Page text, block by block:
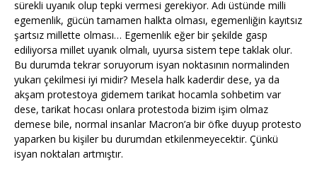
sürekli uyanık olup tepki vermesi gerekiyor. Adı üstünde milli
egemenlik, gücün tamamen halkta olması, egemenliğin kayıtsız
şartsız millette olması… Egemenlik eğer bir şekilde gasp
ediliyorsa millet uyanık olmalı, uyursa sistem tepe taklak olur.
Bu durumda tekrar soruyorum isyan noktasının normalinden
yukarı çekilmesi iyi midir? Mesela halk kaderdir dese, ya da
akşam protestoya gidemem tarikat hocamla sohbetim var
dese, tarikat hocası onlara protestoda bizim işim olmaz
demese bile, normal insanlar Macron’a bir öfke duyup protesto
yaparken bu kişiler bu durumdan etkilenmeyecektir. Çünkü
isyan noktaları artmıştır.